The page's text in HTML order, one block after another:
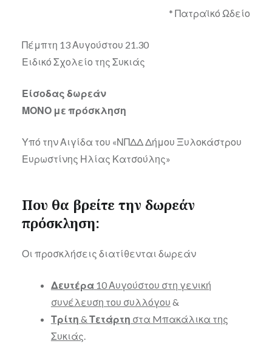
* Πατραϊκό Ωδείο
Πέμπτη 13 Αυγούστου 21.30
Ειδικό Σχολείο της Συκιάς
Είσοδας δωρεάν
ΜΟΝΟ με πρόσκληση
Υπό την Αιγίδα του «ΝΠΔΔ Δήμου Ξυλοκάστρου
Ευρωστίνης Ηλίας Κατσούλης»
Που θα βρείτε την δωρεάν
πρόσκληση:
Οι προσκλήσεις διατίθενται δωρεάν
Δευτέρα10 Αυγούστου στη γενική
συνέλευση του συλλόγου &
Τρίτη & Τετάρτη στα Mπακάλικα της
Συκιάς.